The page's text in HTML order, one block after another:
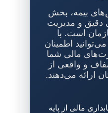
بیمه، بخش
دقیق و مدیریت
است. با
اطمینان
مالی شما
و واقعی از
ارائه می‌دهند.
مالی از پایه